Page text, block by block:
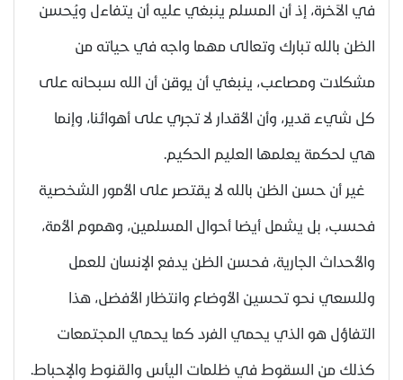
في الآخرة، إذ أن المسلم ينبغي عليه أن يتفاءل ويُحسن
الظن بالله تبارك وتعالى مهما واجه في حياته من
مشكلات ومصاعب، ينبغي أن يوقن أن الله سبحانه على
كل شيء قدير، وأن الأقدار لا تجري على أهوائنا، وإنما
هي لحكمة يعلمها العليم الحكيم.
غير أن حسن الظن بالله لا يقتصر على الأمور الشخصية
فحسب، بل يشمل أيضا أحوال المسلمين، وهموم الأمة،
والأحداث الجارية، فحسن الظن يدفع الإنسان للعمل
وللسعي نحو تحسين الأوضاع وانتظار الأفضل، هذا
التفاؤل هو الذي يحمي الفرد كما يحمي المجتمعات
كذلك من السقوط في ظلمات اليأس والقنوط والإحباط.